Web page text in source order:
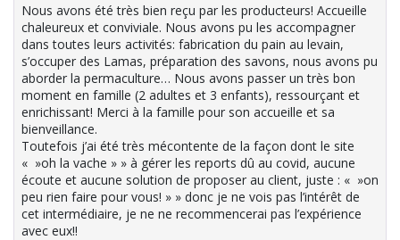
Nous avons été très bien reçu par les producteurs! Accueille
chaleureux et conviviale. Nous avons pu les accompagner
dans toutes leurs activités: fabrication du pain au levain,
s’occuper des Lamas, préparation des savons, nous avons pu
aborder la permaculture… Nous avons passer un très bon
moment en famille (2 adultes et 3 enfants), ressourçant et
enrichissant! Merci à la famille pour son accueille et sa
bienveillance.
Toutefois j’ai été très mécontente de la façon dont le site
« »oh la vache » » à gérer les reports dû au covid, aucune
écoute et aucune solution de proposer au client, juste : « »on
peu rien faire pour vous! » » donc je ne vois pas l’intérêt de
cet intermédiaire, je ne ne recommencerai pas l’expérience
avec eux!!